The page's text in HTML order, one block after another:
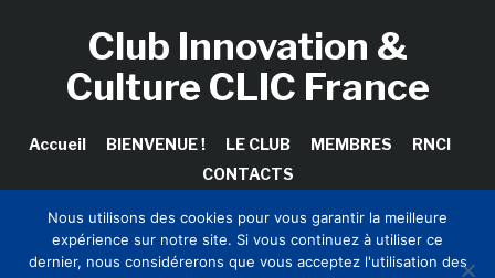
Club Innovation &
Culture CLIC France
Accueil BIENVENUE ! LE CLUB MEMBRES
RNCI
CONTACTS
Copyright © 2026 Club Innovation & Culture CLIC France /
Nous utilisons des cookies pour vous garantir la meilleure
expérience sur notre site. Si vous continuez à utiliser ce
dernier, nous considérerons que vous acceptez l'utilisation des